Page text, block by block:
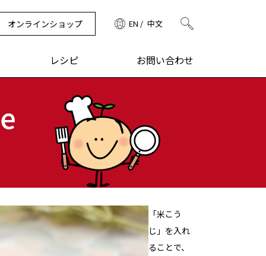
オンラインショップ EN 中文
レシピ お問い合わせ
「米こう
じ」を入れ
ることで、